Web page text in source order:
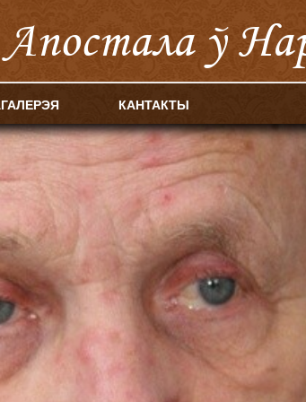
ў
КАНТАКТЫ